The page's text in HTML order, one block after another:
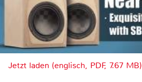
Jetzt laden (englisch, PDF, 7.67 MB)